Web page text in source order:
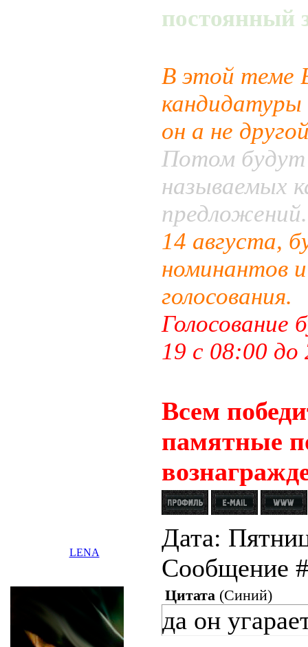
постоянный
В этой теме
он а не
Потом будут
называемых
предложений.
14 августа,
номинантов
голосования.
Голосование
19 с 08:00
Всем
памятные
LENA
Дата:
Сообщение
Цитата (Синий)
да он